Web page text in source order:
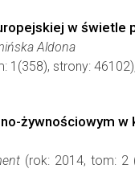
w świetle
Aldona
1(358), strony:
żywnościowym w
(rok: 2014, tom: 2